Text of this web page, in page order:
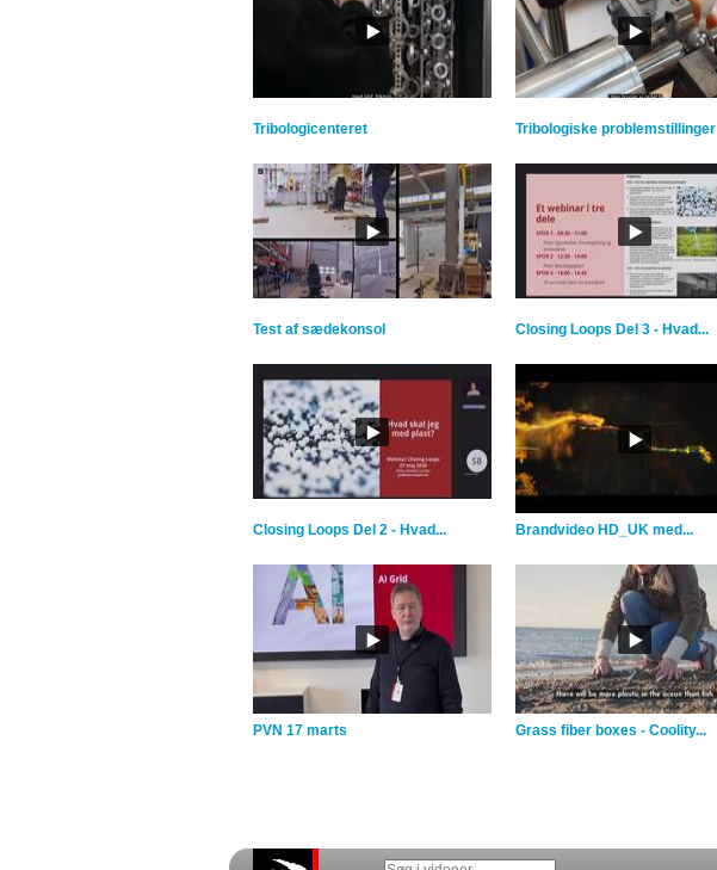
Tribologicenteret Tribologiske problemstillinger
Test af sædekonsol Closing Loops Del 3 - Hvad...
Closing Loops Del 2 - Hvad... Brandvideo HD_UK med...
PVN 17 marts Grass fiber boxes - Coolity...